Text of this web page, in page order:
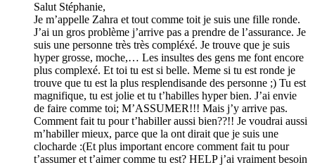
Salut Stéphanie,
Je m’appelle Zahra et tout comme toit je suis une fille ronde.
J’ai un gros problème j’arrive pas a prendre de l’assurance. Je
suis une personne très très compléxé. Je trouve que je suis
hyper grosse, moche,… Les insultes des gens me font encore
plus complexé. Et toi tu est si belle. Meme si tu est ronde je
trouve que tu est la plus resplendisande des personne ;) Tu est
magnifique, tu est jolie et tu t’habilles hyper bien. J’ai envie
de faire comme toi; M’ASSUMER!!! Mais j’y arrive pas.
Comment fait tu pour t’habiller aussi bien??!! Je voudrai aussi
m’habiller mieux, parce que la ont dirait que je suis une
clocharde :(Et plus important encore comment fait tu pour
t’assumer et t’aimer comme tu est? HELP j’ai vraiment besoin